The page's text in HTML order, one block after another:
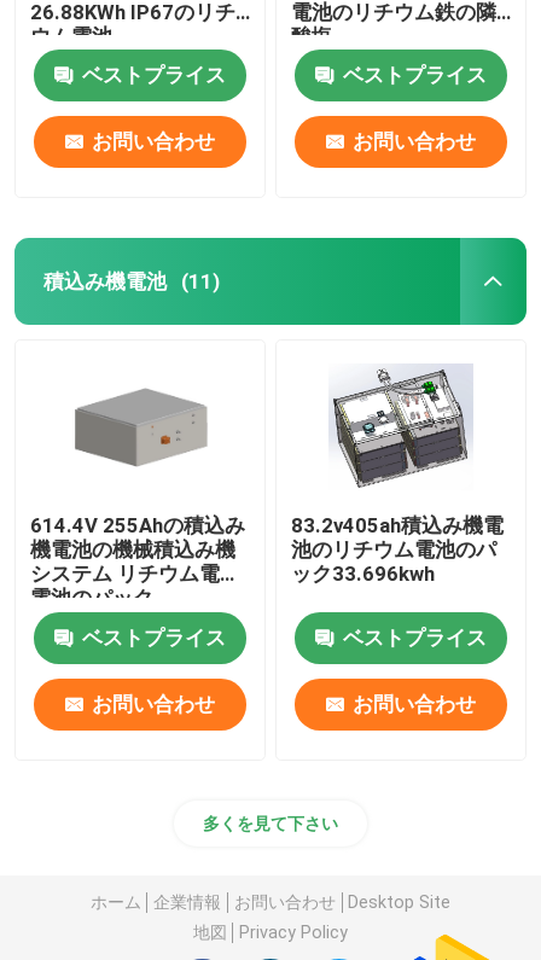
26.88KWh IP67のリチ
ウム電池
ベストプライス
お問い合わせ
電池のリチウム鉄の隣
酸塩
ベストプライス
お問い合わせ
積込み機電池 (11)
614.4V 255Ahの積込み
機電池の機械積込み機
システム リチウム電池
電池のパック
ベストプライス
お問い合わせ
83.2v405ah積込み機電
池のリチウム電池のパ
ック33.696kwh
ベストプライス
お問い合わせ
多くを見て下さい
ホーム 企業情報 お問い合わせ
Desktop Site
地図
Privacy Policy